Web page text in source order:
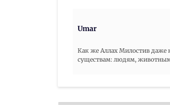
Umar
Как же Аллах Милостив даже
существам: людям,